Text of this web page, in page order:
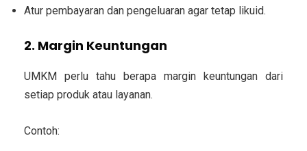
Atur pembayaran dan pengeluaran agar tetap likuid.
2. Margin Keuntungan
UMKM perlu tahu berapa margin keuntungan dari
setiap produk atau layanan.
Contoh: